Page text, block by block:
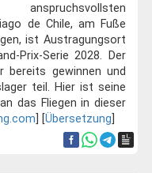
de Chile, am Fuße
ist Austragungsort
Prix-Serie 2028. Der
bereits gewinnen und
teil. Hier ist seine
das Fliegen in dieser
] [Übersetzung